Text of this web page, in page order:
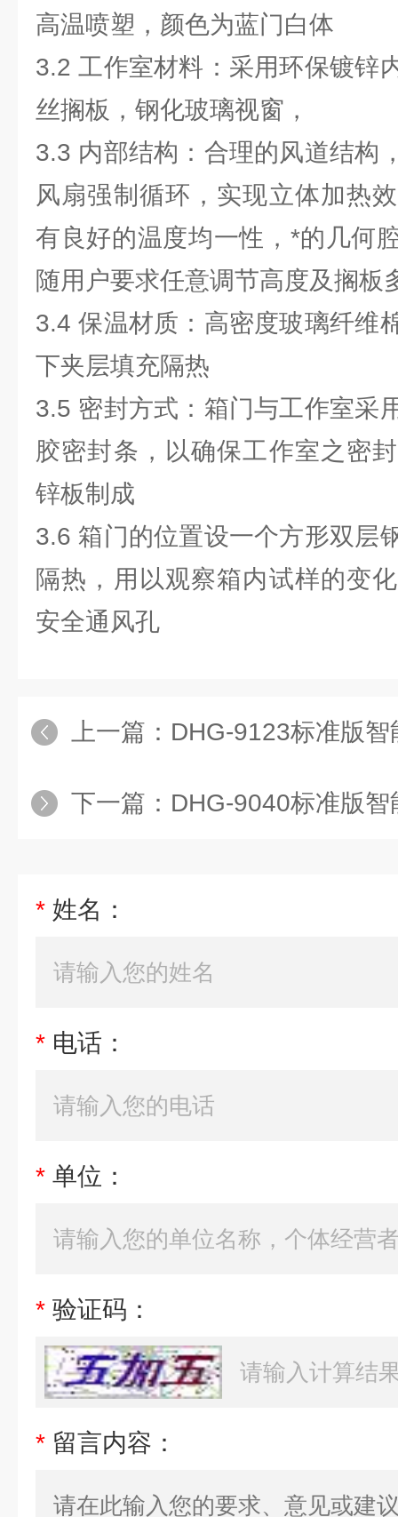
高温喷塑，颜色为蓝门白体
3.2 工作室材料：采用环保镀锌
丝搁板，钢化玻璃视窗，
3.3 内部结构：合理的风道结构
风扇强制循环，实现立体加热
有良好的温度均一性，*的几何
随用户要求任意调节高度及搁板
3.4 保温材质：高密度玻璃纤维
下夹层填充隔热
3.5 密封方式：箱门与工作室采
胶密封条，以确保工作室之密
锌板制成
3.6 箱门的位置设一个方形双层
隔热，用以观察箱内试样的变
安全通风孔
上一篇： DHG-9123标准版
下一篇： DHG-9040标准版
* 姓名：
* 电话：
* 单位：
* 验证码：
* 留言内容：